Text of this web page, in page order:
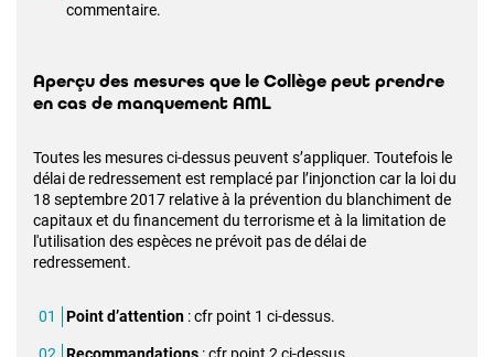
commentaire.
Aperçu des mesures que le Collège peut prendre
en cas de manquement AML
Toutes les mesures ci-dessus peuvent s’appliquer. Toutefois le
délai de redressement est remplacé par l’injonction car la loi du
18 septembre 2017 relative à la prévention du blanchiment de
capitaux et du financement du terrorisme et à la limitation de
l'utilisation des espèces ne prévoit pas de délai de
redressement.
Point d’attention : cfr point 1 ci-dessus.